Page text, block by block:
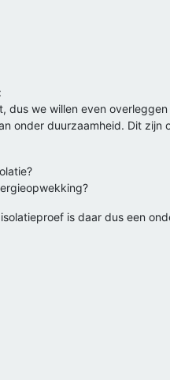
we willen even
onder duurzaamheid. Dit zijn
is daar dus een